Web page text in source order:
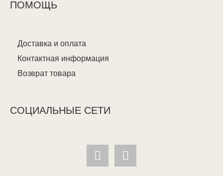
ПОМОЩЬ
Доставка и оплата
Контактная информация
Возврат товара
СОЦИАЛЬНЫЕ СЕТИ